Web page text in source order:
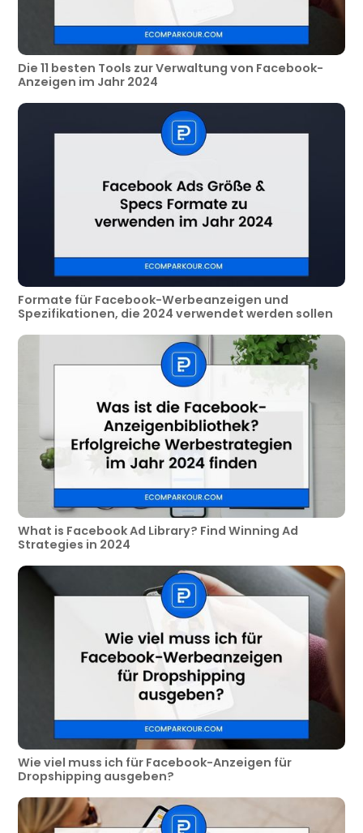
Die 11 besten Tools zur Verwaltung von Facebook-
Anzeigen im Jahr 2024
Formate für Facebook-Werbeanzeigen und
Spezifikationen, die 2024 verwendet werden sollen
What is Facebook Ad Library? Find Winning Ad
Strategies in 2024
Wie viel muss ich für Facebook-Anzeigen für
Dropshipping ausgeben?